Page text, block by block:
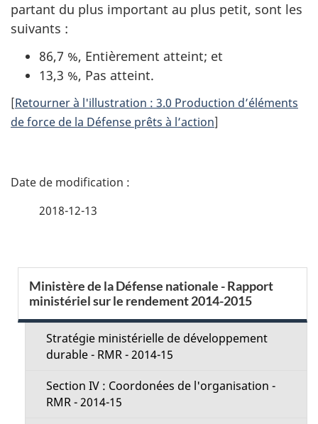
partant du plus important au plus petit, sont les
suivants :
86,7 %, Entièrement atteint; et
13,3 %, Pas atteint.
[Retourner à l'illustration : 3.0 Production d’éléments
de force de la Défense prêts à l’action]
D
a
2018-12-13
e
Ministère de la Défense nationale - Rapport
ministériel sur le rendement 2014-2015
Stratégie ministérielle de développement
durable - RMR - 2014-15
Section IV : Coordonées de l'organisation -
RMR - 2014-15